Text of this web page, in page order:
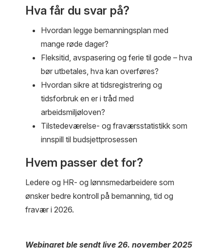
Hva får du svar på?
Hvordan legge bemanningsplan med
mange røde dager?
Fleksitid, avspasering og ferie til gode – hva
bør utbetales, hva kan overføres?
Hvordan sikre at tidsregistrering og
tidsforbruk en er i tråd med
arbeidsmiljøloven?
Tilstedeværelse- og fraværsstatistikk som
innspill til budsjettprosessen
Hvem passer det for?
Ledere og HR- og lønnsmedarbeidere som
ønsker bedre kontroll på bemanning, tid og
fravær i 2026.
Webinaret ble sendt live 26. november 2025